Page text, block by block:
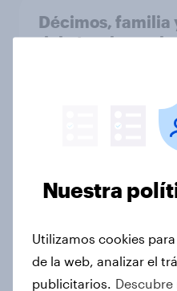
Décimos, familia
del vínculo con
Radiografía del
en España
Nuestra
Utilizamos cookies
de la web, analizar el
publicitarios.
Descubre